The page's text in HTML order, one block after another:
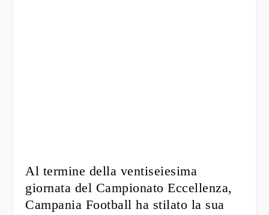
Al termine della ventiseiesima
giornata del Campionato Eccellenza,
Campania Football ha stilato la sua